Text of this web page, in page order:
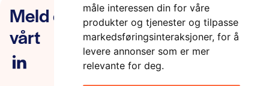
måle interessen din for våre
produkter og tjenester og tilpasse
markedsføringsinteraksjoner, for å
levere annonser som er mer
relevante for deg.
Meld deg på nyhetsbrevet
vårt